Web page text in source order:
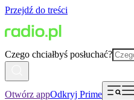
Przejdź do treści
Czego chciałbyś posłuchać?
Otwórz appOdkryj Prime